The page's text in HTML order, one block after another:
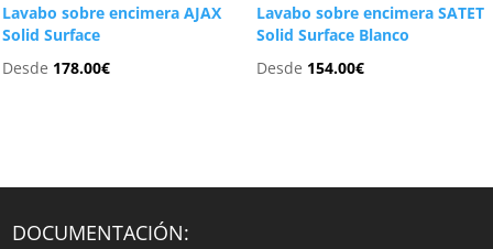
Lavabo sobre encimera AJAX
Solid Surface
Desde 178.00€
Lavabo sobre encimera SATET
Solid Surface Blanco
Desde 154.00€
DOCUMENTACIÓN: